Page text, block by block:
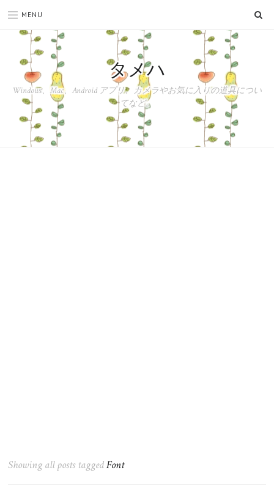
MENU
タメハ
Windows、Mac、Android アプリ、カメラやお気に入りの道具につい
てなど。
Showing all posts taggedFont